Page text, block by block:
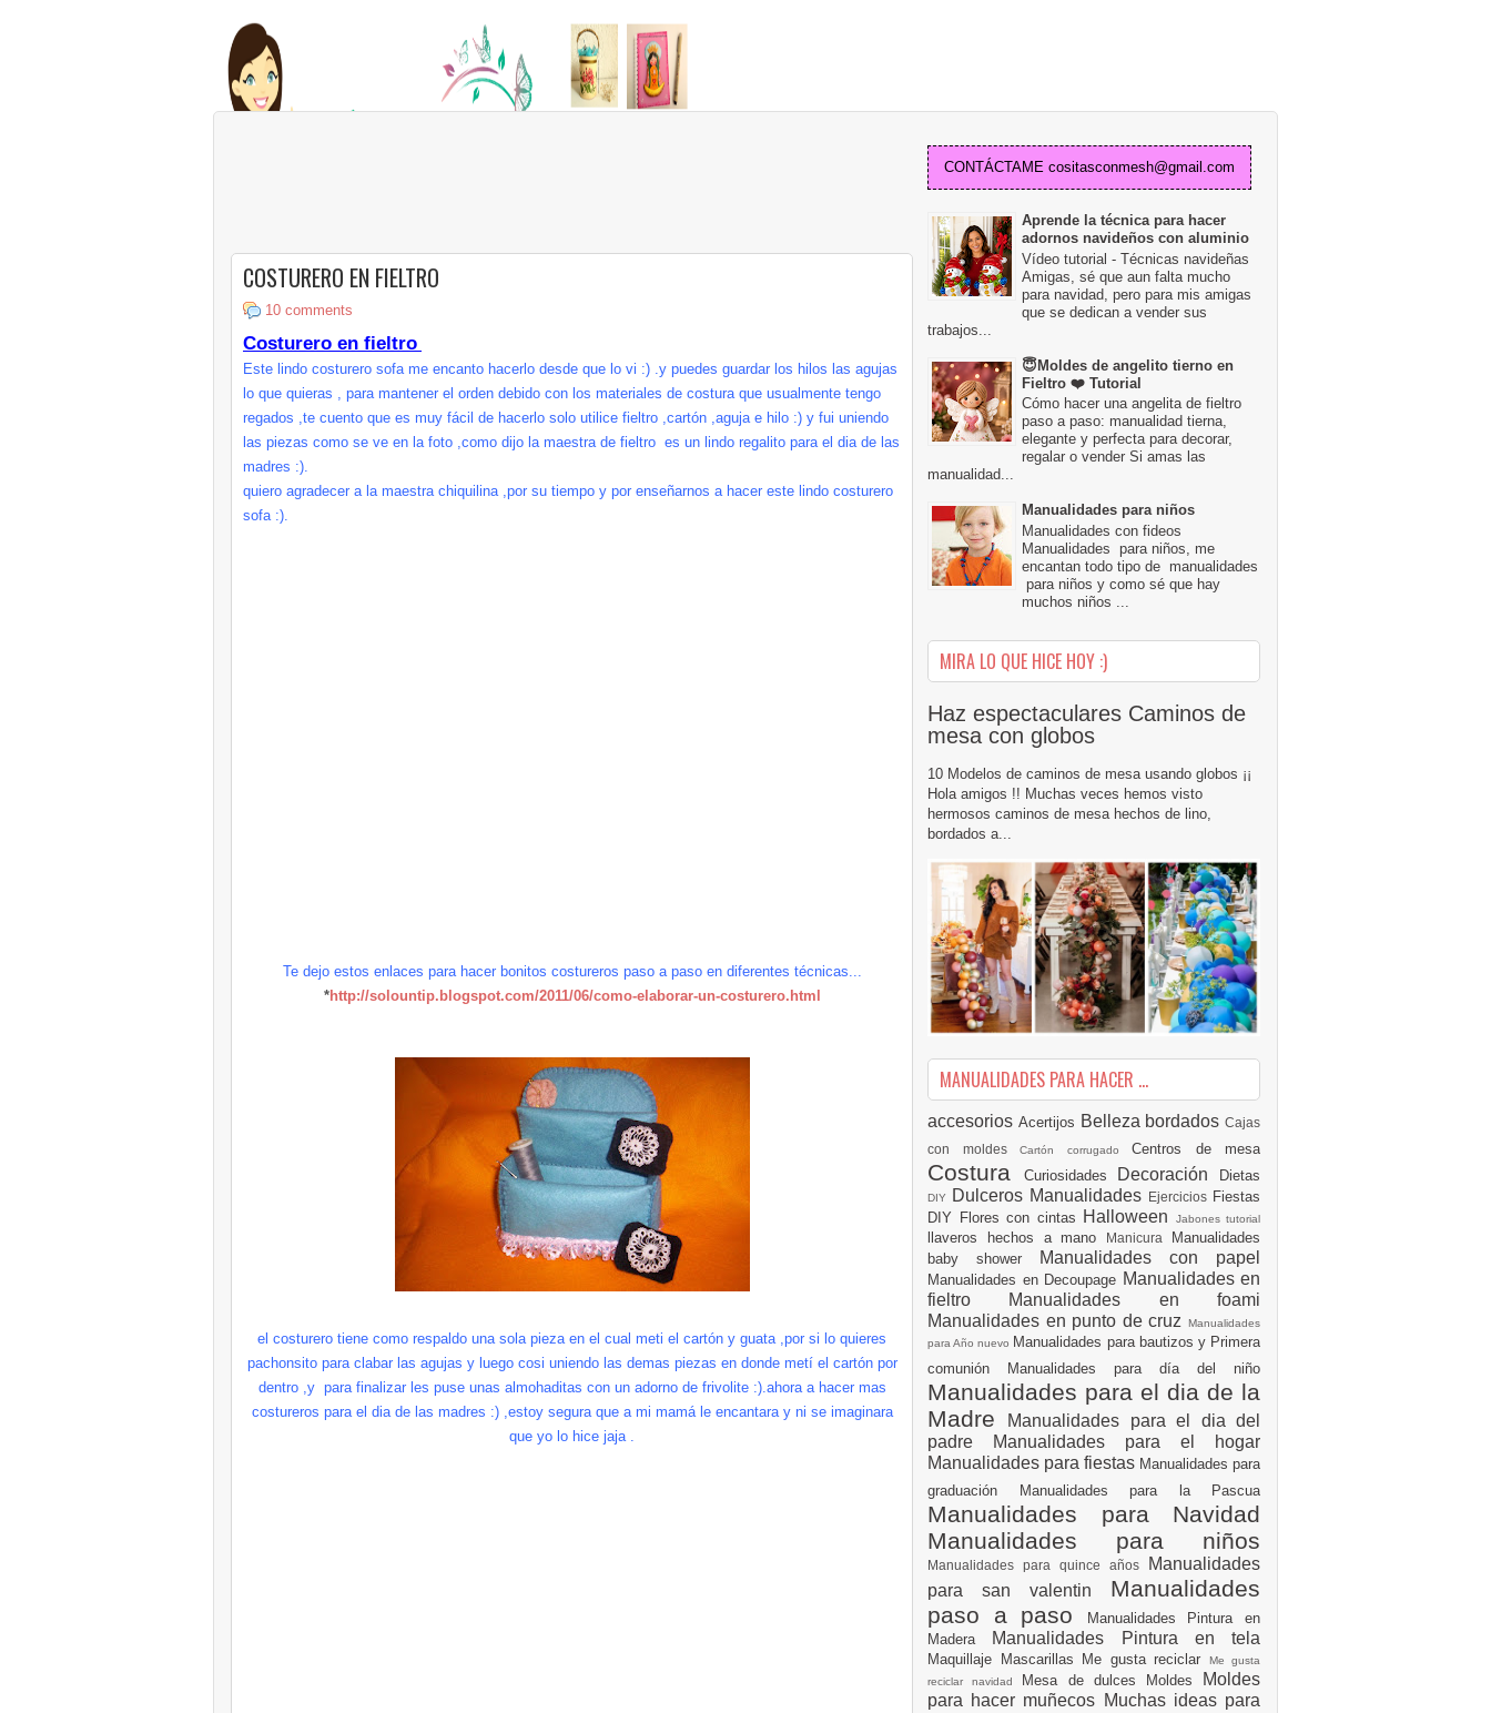
COSTURERO EN FIELTRO
10 comments
Costurero en fieltro
Este lindo costurero sofa me encanto hacerlo desde que lo vi :) .y puedes guardar los hilos las agujas
lo que quieras , para mantener el orden debido con los materiales de costura que usualmente tengo
regados ,te cuento que es muy fácil de hacerlo solo utilice fieltro ,cartón ,aguja e hilo :) y fui uniendo
las piezas como se ve en la foto ,como dijo la maestra de fieltro es un lindo regalito para el dia de las
madres :).
quiero agradecer a la maestra chiquilina ,por su tiempo y por enseñarnos a hacer este lindo costurero
sofa :).
Te dejo estos enlaces para hacer bonitos costureros paso a paso en diferentes técnicas...
*http://solountip.blogspot.com/2011/06/como-elaborar-un-costurero.html
el costurero tiene como respaldo una sola pieza en el cual meti el cartón y guata ,por si lo quieres
pachonsito para clabar las agujas y luego cosi uniendo las demas piezas en donde metí el cartón por
dentro ,y para finalizar les puse unas almohaditas con un adorno de frivolite :).ahora a hacer mas
costureros para el dia de las madres :) ,estoy segura que a mi mamá le encantara y ni se imaginara
que yo lo hice jaja .
CONTÁCTAME cositasconmesh@gmail.com
Aprende la técnica para hacer
adornos navideños con aluminio
Vídeo tutorial - Técnicas navideñas
Amigas, sé que aun falta mucho
para navidad, pero para mis amigas
que se dedican a vender sus
trabajos...
😇Moldes de angelito tierno en
Fieltro ❤️ Tutorial
Cómo hacer una angelita de fieltro
paso a paso: manualidad tierna,
elegante y perfecta para decorar,
regalar o vender Si amas las
manualidad...
Manualidades para niños
Manualidades con fideos
Manualidades para niños, me
encantan todo tipo de manualidades
para niños y como sé que hay
muchos niños ...
MIRA LO QUE HICE HOY :)
Haz espectaculares Caminos de
mesa con globos
10 Modelos de caminos de mesa usando globos ¡¡
Hola amigos !! Muchas veces hemos visto
hermosos caminos de mesa hechos de lino,
bordados a...
MANUALIDADES PARA HACER ...
accesorios Acertijos Belleza bordados Cajas
con moldes Cartón corrugado Centros de mesa
Costura Curiosidades Decoración Dietas
DIY Dulceros Manualidades Ejercicios Fiestas
DIY Flores con cintas Halloween Jabones tutorial
llaveros hechos a mano Manicura Manualidades
baby shower
Manualidades con papel
Manualidades en Decoupage Manualidades en
fieltro Manualidades en foami
Manualidades en punto de cruz
Manualidades
para Año nuevo Manualidades para bautizos y Primera
comunión Manualidades para día del niño
Manualidades para el dia de la
Madre
Manualidades para el dia del
padre
Manualidades para el hogar
Manualidades para fiestas Manualidades para
graduación Manualidades para la Pascua
Manualidades para Navidad
Manualidades para niños
Manualidades para quince años
Manualidades
para san valentin Manualidades
paso a paso
Manualidades Pintura en
Madera
Manualidades Pintura en tela
Maquillaje Mascarillas Me gusta reciclar
Me gusta
reciclar navidad Mesa de dulces Moldes
Moldes
para hacer muñecos Muchas ideas para